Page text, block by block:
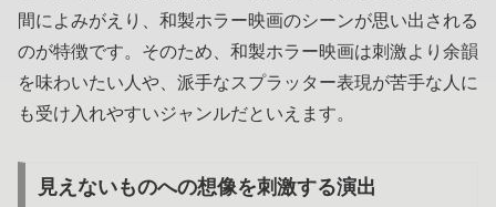
間によみがえり、和製ホラー映画のシーンが思い出される
のが特徴です。そのため、和製ホラー映画は刺激より余韻
を味わいたい人や、派手なスプラッター表現が苦手な人に
も受け入れやすいジャンルだといえます。
見えないものへの想像を刺激する演出